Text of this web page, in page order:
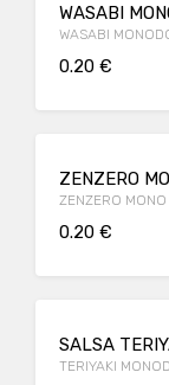
WASABI
WASABI
0.20 €
ZENZERO
ZENZERO
0.20 €
SALSA
TERIYAKI